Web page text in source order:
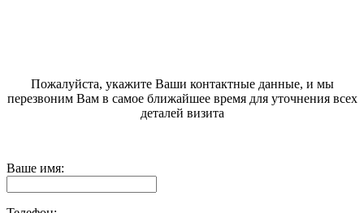
Пожалуйста, укажите Ваши контактные данные, и мы
перезвоним Вам в самое ближайшее время для уточнения всех
деталей визита
Ваше имя: